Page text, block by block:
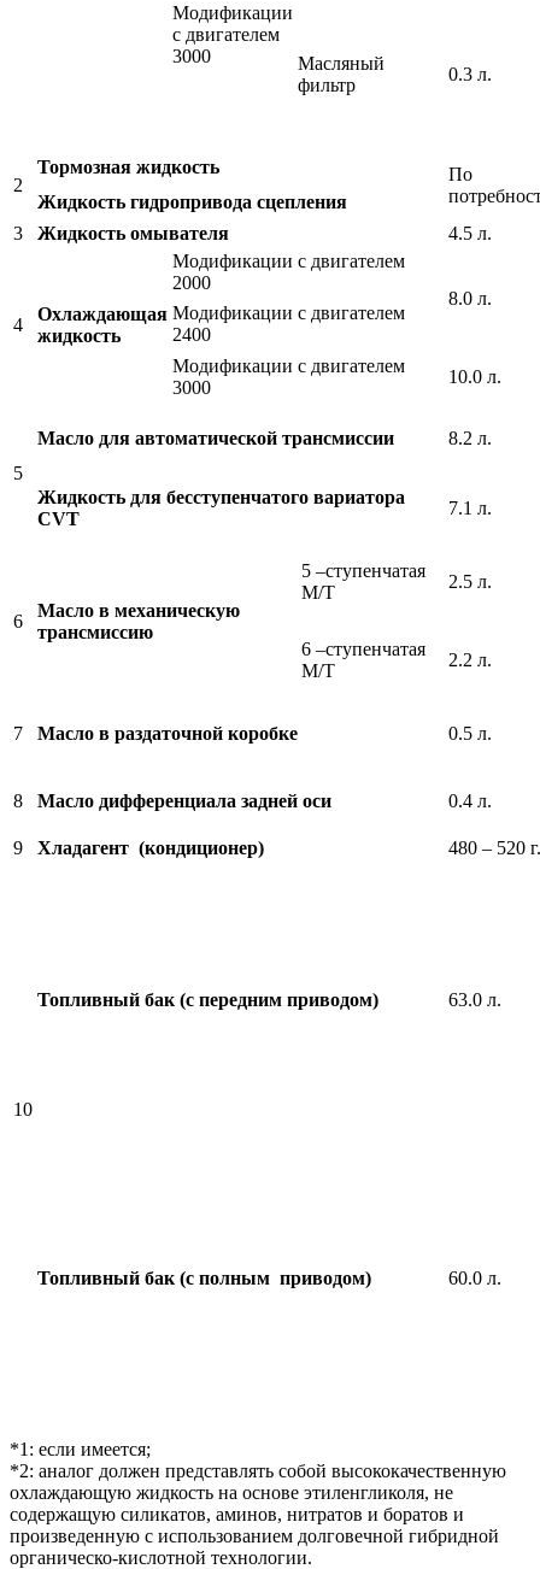
Модификации
с двигателем
3000
Масляный
фильтр
0.3 л.
2
Тормозная жидкость
По
Жидкость гидропривода сцепления
3
Жидкость омывателя 4.5 л.
4
Охлаждающая
жидкость
Модификации с двигателем
2000
8.0 л.
Модификации с двигателем
2400
Модификации с двигателем
3000
10.0 л.
5
Масло для автоматической трансмиссии 8.2 л.
Жидкость для бесступенчатого вариатора
CVT
7.1 л.
6
Масло в механическую
трансмиссию
5 –ступенчатая
М/Т
2.5 л.
6 –ступенчатая
М/Т
2.2 л.
7 Масло в раздаточной коробке 0.5 л.
8 Масло дифференциала задней оси 0.4 л.
9 Хладагент (кондиционер) 480 – 520 г.
10
Топливный бак (с передним приводом) 63.0 л.
Топливный бак (с полным приводом) 60.0 л.
*1: если имеется;
*2: аналог должен представлять собой высококачественную
охлаждающую жидкость на основе этиленгликоля, не
содержащую силикатов, аминов, нитратов и боратов и
произведенную с использованием долговечной гибридной
органическо-кислотной технологии.